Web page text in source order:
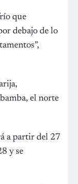
que
debajo de lo
el norte
a partir del 27
y se